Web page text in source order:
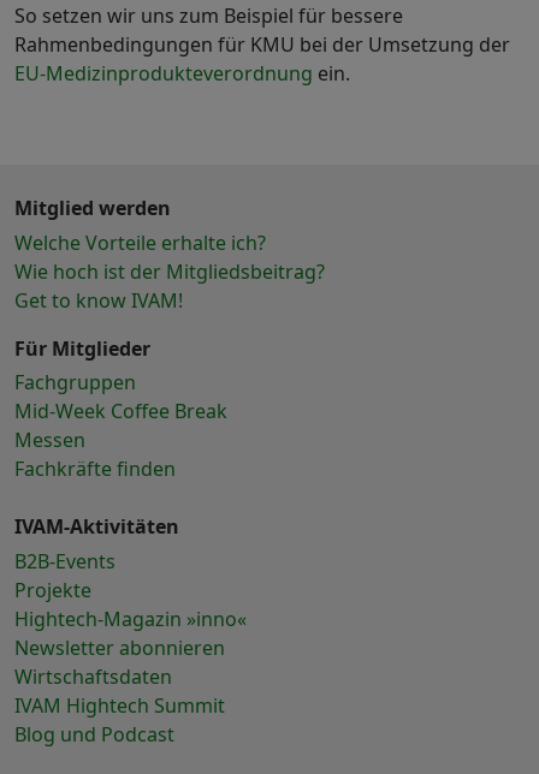
So setzen wir uns zum Beispiel für bessere
Rahmenbedingungen für KMU bei der Umsetzung der
EU-Medizinprodukteverordnung ein.
Mitglied werden
Welche Vorteile erhalte ich?
Wie hoch ist der Mitgliedsbeitrag?
Get to know IVAM!
Für Mitglieder
Fachgruppen
Mid-Week Coffee Break
Messen
Fachkräfte finden
IVAM-Aktivitäten
B2B-Events
Projekte
Hightech-Magazin »inno«
Newsletter abonnieren
Wirtschaftsdaten
IVAM Hightech Summit
Blog und Podcast